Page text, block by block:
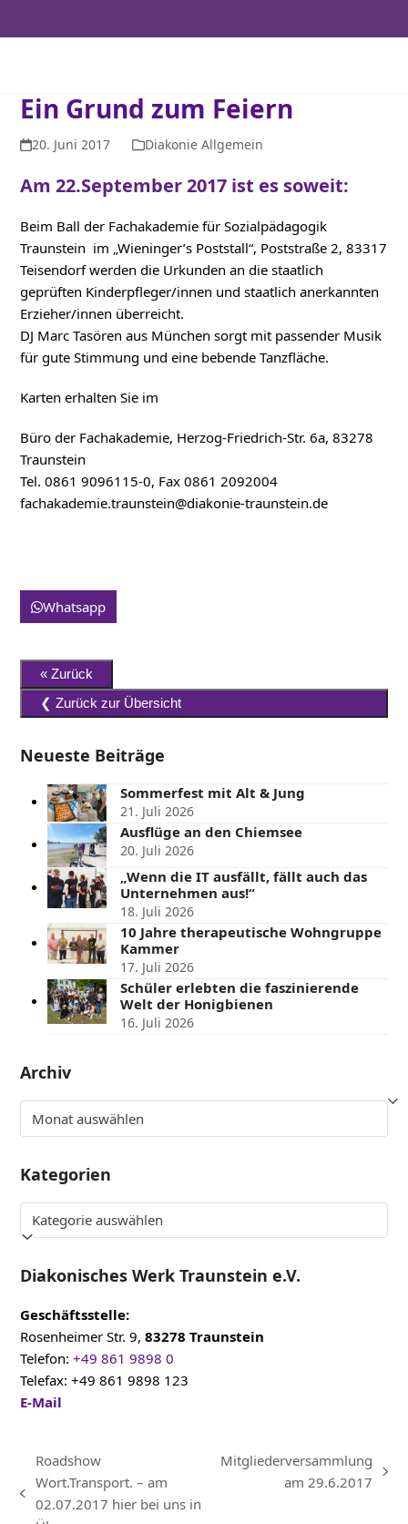
Ein Grund zum Feiern
20. Juni 2017 Diakonie Allgemein
Am 22.September 2017 ist es soweit:
Beim Ball der Fachakademie für Sozialpädagogik
Traunstein im „Wieninger’s Poststall“, Poststraße 2, 83317
Teisendorf werden die Urkunden an die staatlich
geprüften Kinderpfleger/innen und staatlich anerkannten
Erzieher/innen überreicht.
DJ Marc Tasören aus München sorgt mit passender Musik
für gute Stimmung und eine bebende Tanzfläche.
Karten erhalten Sie im
Büro der Fachakademie, Herzog-Friedrich-Str. 6a, 83278
Traunstein
Tel. 0861 9096115-0, Fax 0861 2092004
fachakademie.traunstein@diakonie-traunstein.de
Whatsapp
Neueste Beiträge
Sommerfest mit Alt & Jung
21. Juli 2026
Ausflüge an den Chiemsee
20. Juli 2026
„Wenn die IT ausfällt, fällt auch das
Unternehmen aus!“
18. Juli 2026
10 Jahre therapeutische Wohngruppe
Kammer
17. Juli 2026
Schüler erlebten die faszinierende
Welt der Honigbienen
16. Juli 2026
Archiv
Archiv
Kategorien
Kategorien
Diakonisches Werk Traunstein e.V.
Geschäftsstelle:
Rosenheimer Str. 9,83278 Traunstein
Telefon:+49 861 9898 0
Telefax: +49 861 9898 123
E-Mail
vorheriger
Roadshow
Wort.Transport. – am
02.07.2017 hier bei uns in
Mitgliederversammlung
am 29.6.2017